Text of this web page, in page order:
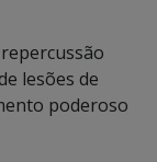
lesões de
poderoso